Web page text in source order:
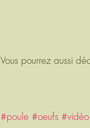
Vous pourrez aussi
#poule #oeufs #vidéo